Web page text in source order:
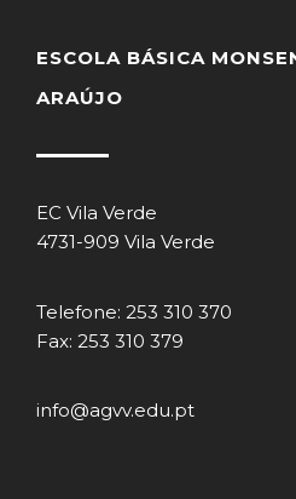
ESCOLA BÁSICA
ARAÚJO
EC Vila Verde
4731-909 Vila Verde
Telefone: 253 310 370
Fax: 253 310 379
info@agvv.edu.pt